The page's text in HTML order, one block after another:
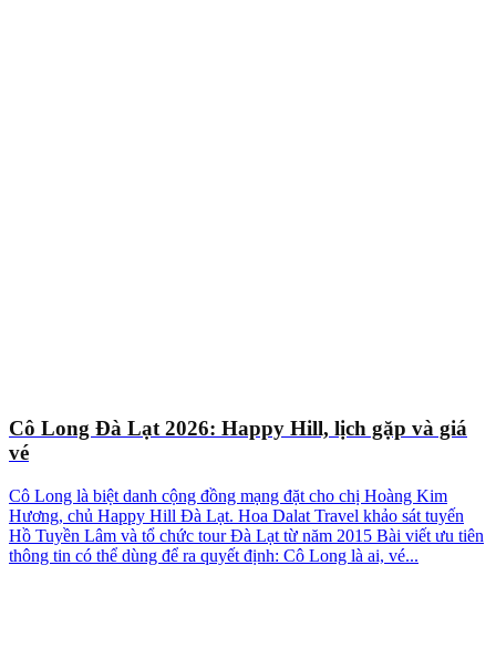
Cô Long Đà Lạt 2026: Happy Hill, lịch gặp và giá
vé
Cô Long là biệt danh cộng đồng mạng đặt cho chị Hoàng Kim
Hương, chủ Happy Hill Đà Lạt. Hoa Dalat Travel khảo sát tuyến
Hồ Tuyền Lâm và tổ chức tour Đà Lạt từ năm 2015 Bài viết ưu tiên
thông tin có thể dùng để ra quyết định: Cô Long là ai, vé...